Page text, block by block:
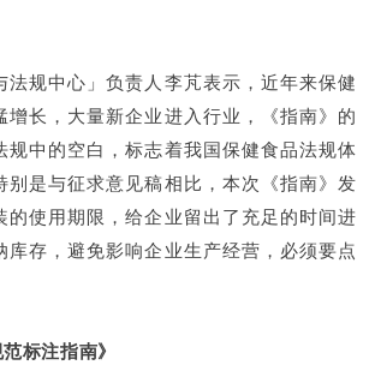
法规中心」负责人李芃表示，近年来保健
增长，大量新企业进入行业，《指南》的
规中的空白，标志着我国保健食品法规体
别是与征求意见稿相比，本次《指南》发
的使用期限，给企业留出了充足的时间进
库存，避免影响企业生产经营，必须要点
标注指南》